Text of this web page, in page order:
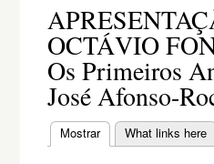
OCTÁVIO
Os Primeiros
José Afonso-
Separadores
Mostrar(separador ativo)
What links here